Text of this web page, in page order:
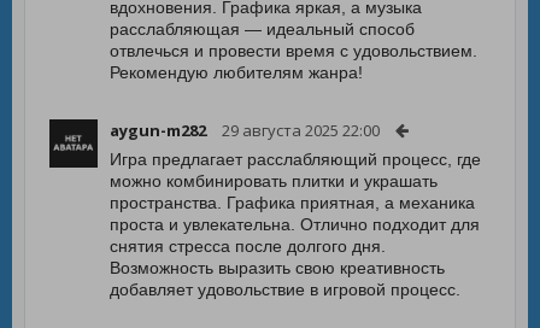
вдохновения. Графика яркая, а музыка
расслабляющая — идеальный способ
отвлечься и провести время с удовольствием.
Рекомендую любителям жанра!
aygun-m282 29 августа 2025 22:00
Игра предлагает расслабляющий процесс, где
можно комбинировать плитки и украшать
пространства. Графика приятная, а механика
проста и увлекательна. Отлично подходит для
снятия стресса после долгого дня.
Возможность выразить свою креативность
добавляет удовольствие в игровой процесс.